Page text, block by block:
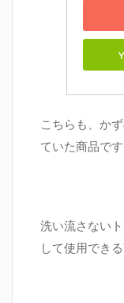
こちらも、か
ていた商品です
洗い流さない
して使用できる